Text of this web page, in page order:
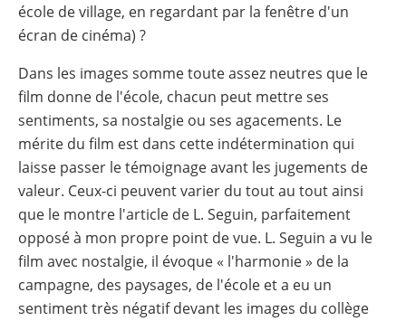
école de village, en regardant par la fenêtre d'un
écran de cinéma) ?
Dans les images somme toute assez neutres que le
film donne de l'école, chacun peut mettre ses
sentiments, sa nostalgie ou ses agacements. Le
mérite du film est dans cette indétermination qui
laisse passer le témoignage avant les jugements de
valeur. Ceux-ci peuvent varier du tout au tout ainsi
que le montre l'article de L. Seguin, parfaitement
opposé à mon propre point de vue. L. Seguin a vu le
film avec nostalgie, il évoque « l'harmonie » de la
campagne, des paysages, de l'école et a eu un
sentiment très négatif devant les images du collège